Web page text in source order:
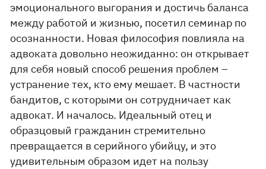
эмоционального выгорания и достичь баланса
между работой и жизнью, посетил семинар по
осознанности. Новая философия повлияла на
адвоката довольно неожиданно: он открывает
для себя новый способ решения проблем –
устранение тех, кто ему мешает. В частности
бандитов, с которыми он сотрудничает как
адвокат. И началось. Идеальный отец и
образцовый гражданин стремительно
превращается в серийного убийцу, и это
удивительным образом идет на пользу